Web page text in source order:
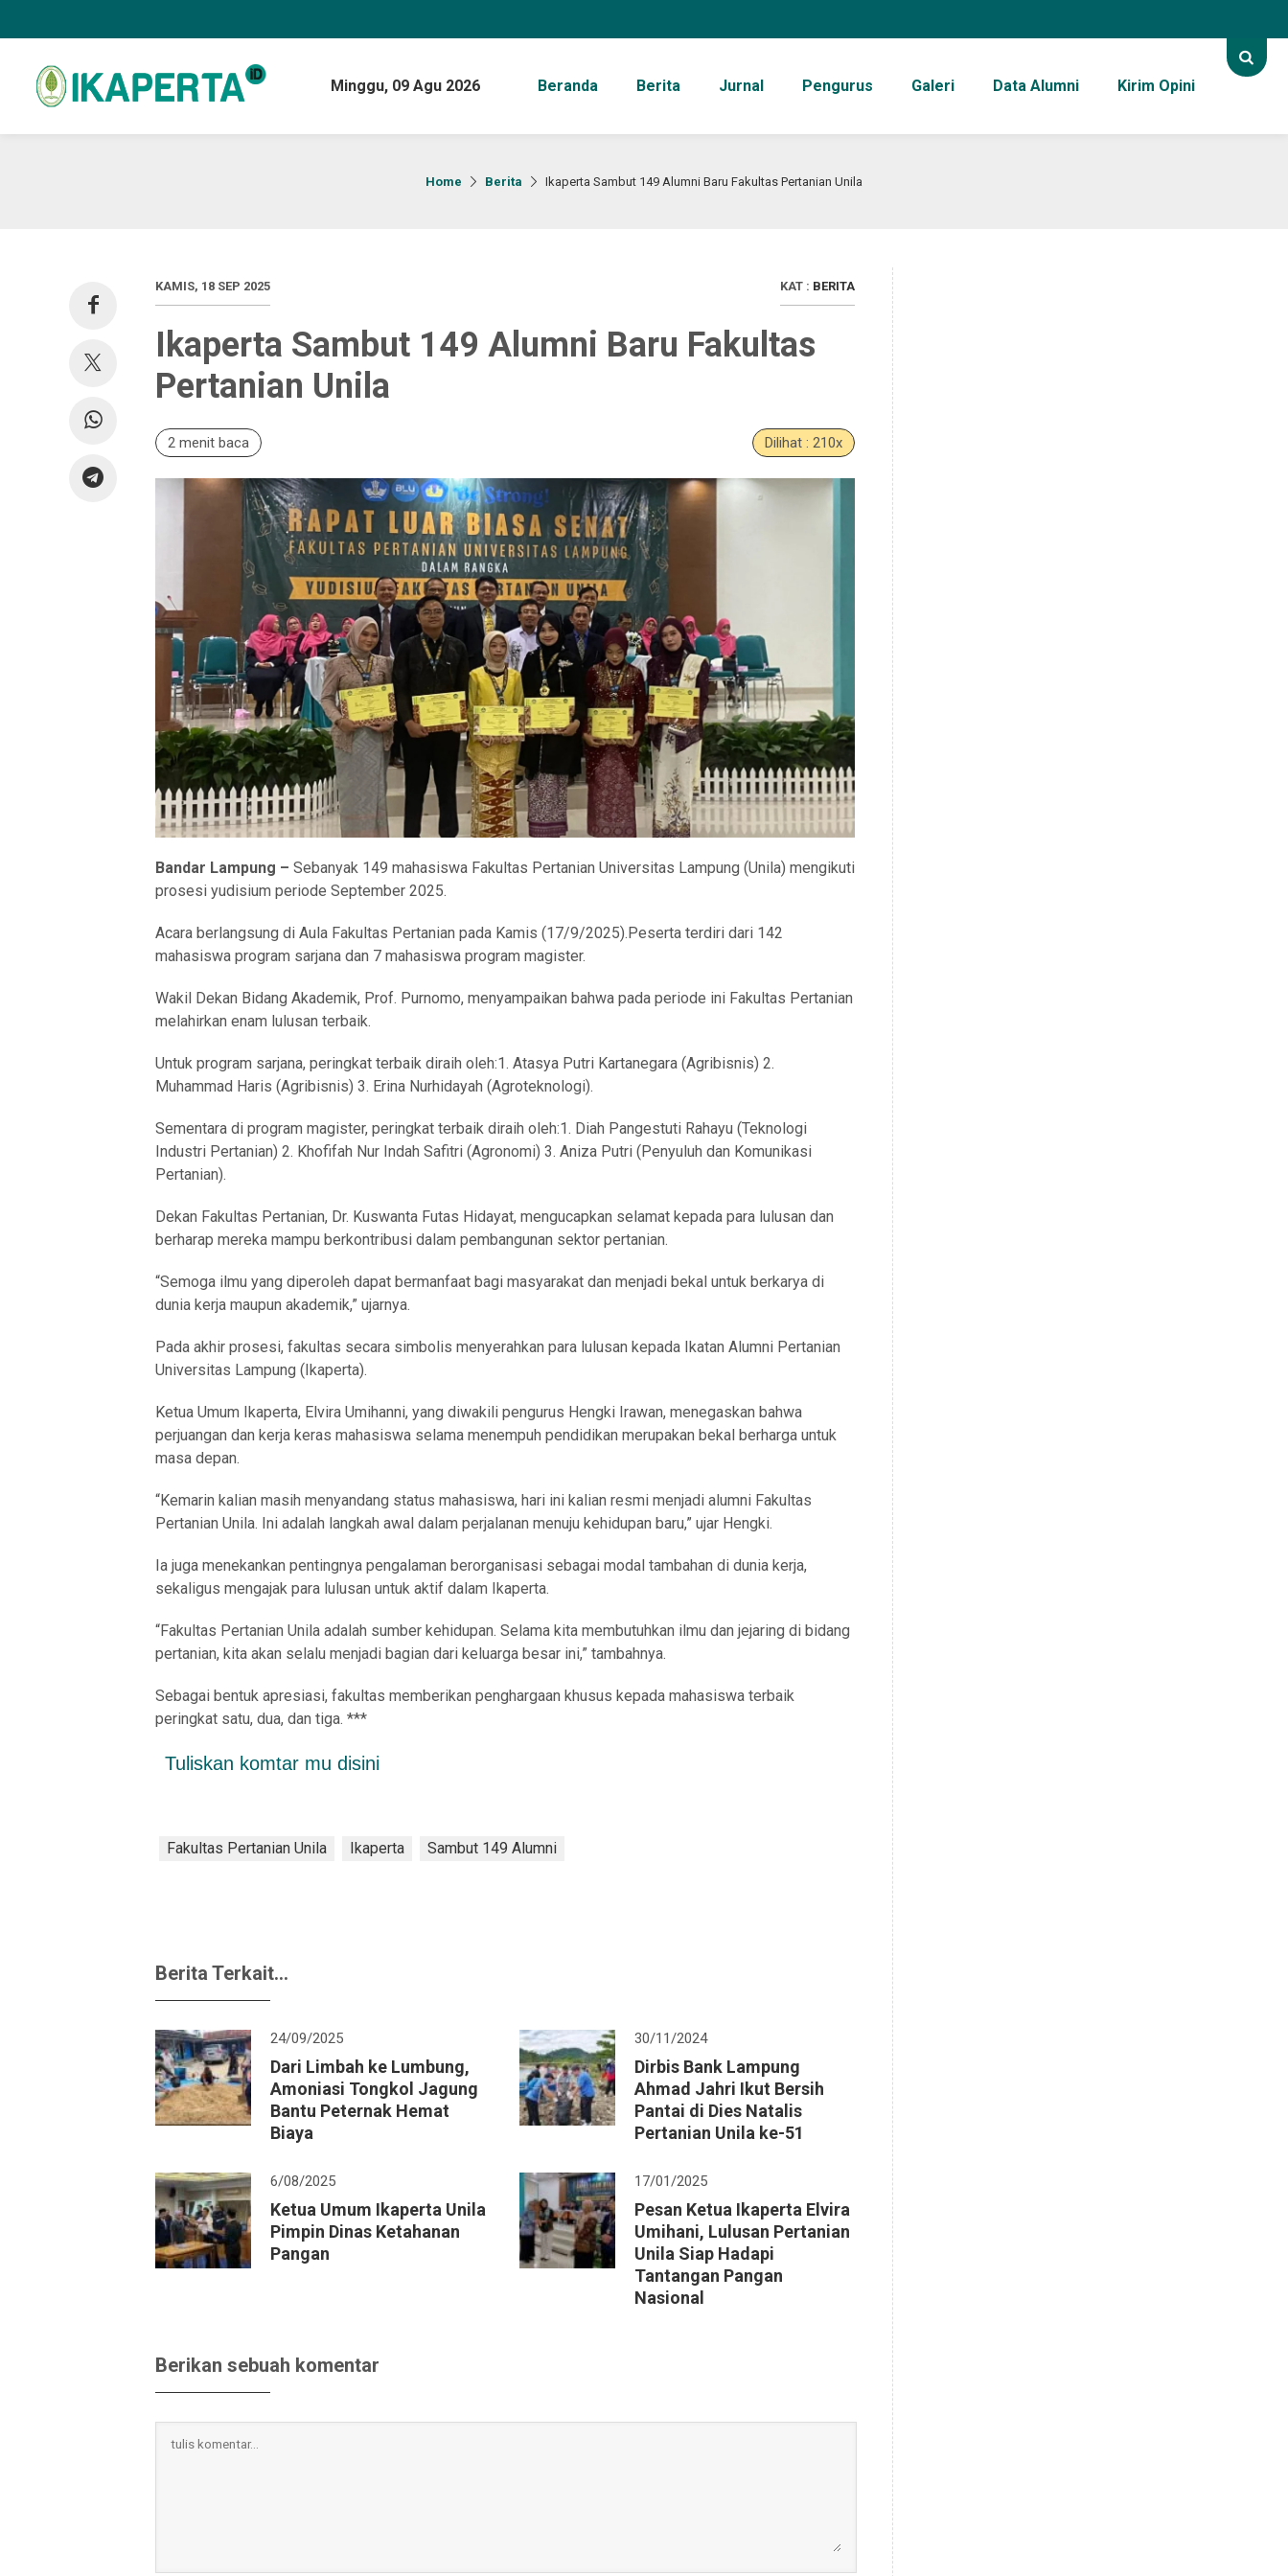
Minggu, 09 Agu 2026 Beranda Berita Jurnal Pengurus Galeri Data Alumni Kirim Opini
Home Berita Ikaperta Sambut 149 Alumni Baru Fakultas Pertanian Unila
KAMIS, 18 SEP 2025 KAT : BERITA
Ikaperta Sambut 149 Alumni Baru Fakultas
Pertanian Unila
2 menit baca Dilihat : 210x
Bandar Lampung – Sebanyak 149 mahasiswa Fakultas Pertanian Universitas Lampung (Unila) mengikuti
prosesi yudisium periode September 2025.
Acara berlangsung di Aula Fakultas Pertanian pada Kamis (17/9/2025).Peserta terdiri dari 142
mahasiswa program sarjana dan 7 mahasiswa program magister.
Wakil Dekan Bidang Akademik, Prof. Purnomo, menyampaikan bahwa pada periode ini Fakultas Pertanian
melahirkan enam lulusan terbaik.
Untuk program sarjana, peringkat terbaik diraih oleh:1. Atasya Putri Kartanegara (Agribisnis) 2.
Muhammad Haris (Agribisnis) 3. Erina Nurhidayah (Agroteknologi).
Sementara di program magister, peringkat terbaik diraih oleh:1. Diah Pangestuti Rahayu (Teknologi
Industri Pertanian) 2. Khofifah Nur Indah Safitri (Agronomi) 3. Aniza Putri (Penyuluh dan Komunikasi
Pertanian).
Dekan Fakultas Pertanian, Dr. Kuswanta Futas Hidayat, mengucapkan selamat kepada para lulusan dan
berharap mereka mampu berkontribusi dalam pembangunan sektor pertanian.
“Semoga ilmu yang diperoleh dapat bermanfaat bagi masyarakat dan menjadi bekal untuk berkarya di
dunia kerja maupun akademik,” ujarnya.
Pada akhir prosesi, fakultas secara simbolis menyerahkan para lulusan kepada Ikatan Alumni Pertanian
Universitas Lampung (Ikaperta).
Ketua Umum Ikaperta, Elvira Umihanni, yang diwakili pengurus Hengki Irawan, menegaskan bahwa
perjuangan dan kerja keras mahasiswa selama menempuh pendidikan merupakan bekal berharga untuk
masa depan.
“Kemarin kalian masih menyandang status mahasiswa, hari ini kalian resmi menjadi alumni Fakultas
Pertanian Unila. Ini adalah langkah awal dalam perjalanan menuju kehidupan baru,” ujar Hengki.
Ia juga menekankan pentingnya pengalaman berorganisasi sebagai modal tambahan di dunia kerja,
sekaligus mengajak para lulusan untuk aktif dalam Ikaperta.
“Fakultas Pertanian Unila adalah sumber kehidupan. Selama kita membutuhkan ilmu dan jejaring di bidang
pertanian, kita akan selalu menjadi bagian dari keluarga besar ini,” tambahnya.
Sebagai bentuk apresiasi, fakultas memberikan penghargaan khusus kepada mahasiswa terbaik
peringkat satu, dua, dan tiga. ***
Tuliskan komtar mu disini
Fakultas Pertanian Unila Ikaperta Sambut 149 Alumni
Berita Terkait...
24/09/2025
Dari Limbah ke Lumbung,
Amoniasi Tongkol Jagung
Bantu Peternak Hemat
Biaya
30/11/2024
Dirbis Bank Lampung
Ahmad Jahri Ikut Bersih
Pantai di Dies Natalis
Pertanian Unila ke-51
6/08/2025
Ketua Umum Ikaperta Unila
Pimpin Dinas Ketahanan
Pangan
17/01/2025
Pesan Ketua Ikaperta Elvira
Umihani, Lulusan Pertanian
Unila Siap Hadapi
Tantangan Pangan
Nasional
Berikan sebuah komentar